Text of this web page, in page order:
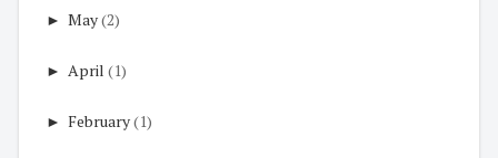
► May(2)
► April (1)
► February(1)